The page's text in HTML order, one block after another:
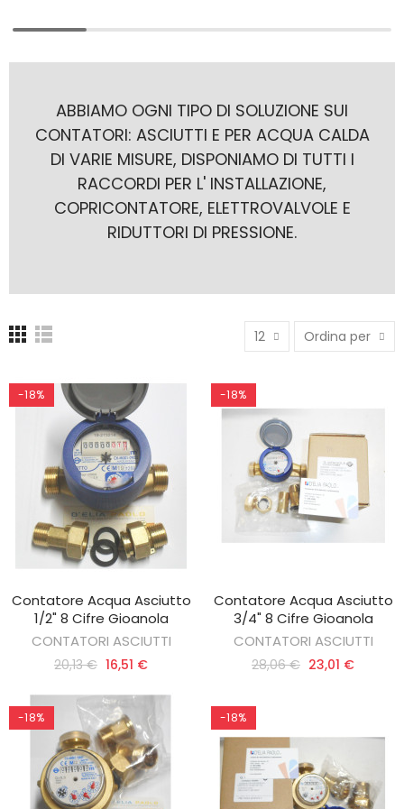
ABBIAMO OGNI TIPO DI SOLUZIONE SUI
CONTATORI: ASCIUTTI E PER ACQUA CALDA
DI VARIE MISURE, DISPONIAMO DI TUTTI I
RACCORDI PER L' INSTALLAZIONE,
COPRICONTATORE, ELETTROVALVOLE E
RIDUTTORI DI PRESSIONE.
12 Ordina per
-18%
AGGIUNGI AL CARRELLO
Contatore Acqua Asciutto
1/2" 8 Cifre Gioanola
CONTATORI ASCIUTTI
20,13 € 16,51 €
-18%
AGGIUNGI AL CARRELLO
Contatore Acqua Asciutto
3/4" 8 Cifre Gioanola
CONTATORI ASCIUTTI
28,06 € 23,01 €
-18% -18%